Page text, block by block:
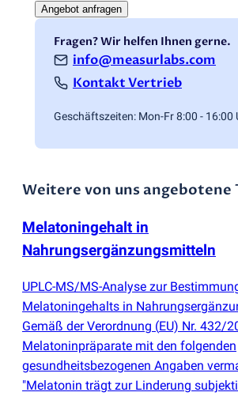
Angebot anfragen
Fragen? Wir helfen Ihnen gerne.
info@measurlabs.com
Kontakt Vertrieb
Geschäftszeiten: Mon-Fr 8:00 - 16:00
Weitere von uns angebotene
Melatoningehalt in
Nahrungsergänzungsmitteln
UPLC-MS/MS-Analyse zur
Melatoningehalts in
Gemäß der Verordnung (EU) Nr. 432/
Melatoninpräparate mit den folgenden
gesundheitsbezogenen Angaben
"Melatonin trägt zur Linderung